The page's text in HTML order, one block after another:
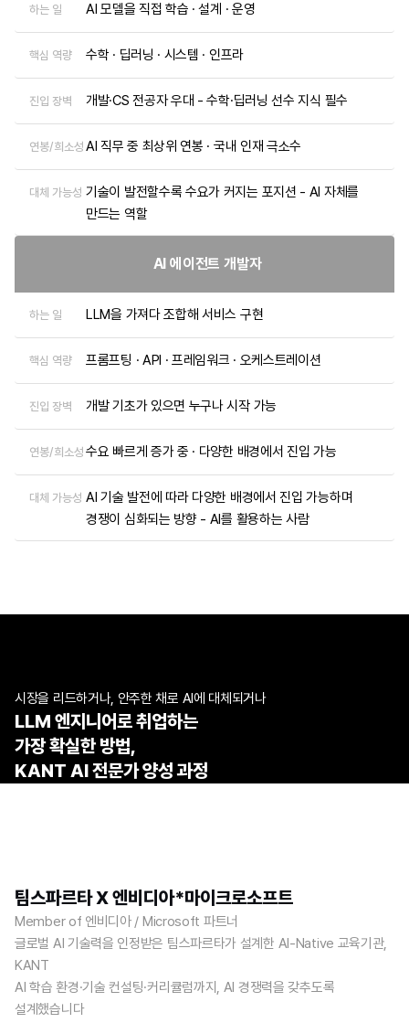
하는 일 AI 모델을 직접 학습 · 설계 · 운영
핵심 역량 수학 · 딥러닝 · 시스템 · 인프라
진입 장벽 개발·CS 전공자 우대 - 수학·딥러닝 선수 지식 필수
연봉/희소성 AI 직무 중 최상위 연봉 · 국내 인재 극소수
대체 가능성 기술이 발전할수록 수요가 커지는 포지션 - AI 자체를
만드는 역할
AI 에이전트 개발자
하는 일 LLM을 가져다 조합해 서비스 구현
핵심 역량 프롬프팅 · API · 프레임워크 · 오케스트레이션
진입 장벽 개발 기초가 있으면 누구나 시작 가능
연봉/희소성 수요 빠르게 증가 중 · 다양한 배경에서 진입 가능
대체 가능성 AI 기술 발전에 따라 다양한 배경에서 진입 가능하며
경쟁이 심화되는 방향 - AI를 활용하는 사람
시장을 리드하거나, 안주한 채로 AI에 대체되거나
LLM 엔지니어로 취업하는
가장 확실한 방법,
KANT AI 전문가 양성 과정
팀스파르타 X 엔비디아*마이크로소프트
Member of 엔비디아 / Microsoft 파트너
글로벌 AI 기술력을 인정받은 팀스파르타가 설계한 AI-Native 교육기관,
KANT
AI 학습 환경·기술 컨설팅·커리큘럼까지, AI 경쟁력을 갖추도록
설계했습니다